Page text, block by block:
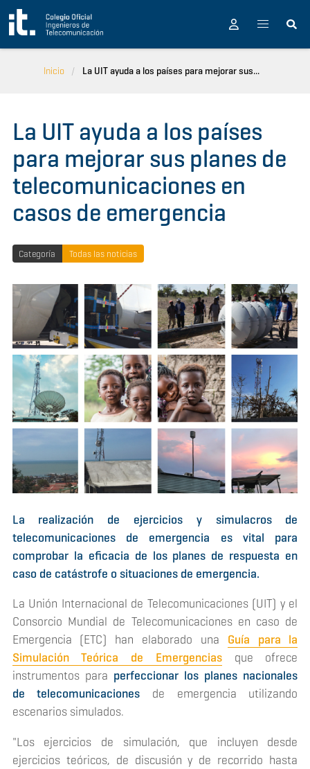
Pasar al contenido principal
Inicio La UIT ayuda a los países para mejorar sus...
La UIT ayuda a los países
para mejorar sus planes de
telecomunicaciones en
casos de emergencia
Categoría Todas las noticias
La realización de ejercicios y simulacros de
telecomunicaciones de emergencia es vital para
comprobar la eficacia de los planes de respuesta en
caso de catástrofe o situaciones de emergencia.
La Unión Internacional de Telecomunicaciones (UIT) y el
Consorcio Mundial de Telecomunicaciones en caso de
Emergencia (ETC) han elaborado una Guía para la
Simulación Teórica de Emergenciasque ofrece
instrumentos para perfeccionar los planes nacionales
de telecomunicaciones de emergencia utilizando
escenarios simulados.
"Los ejercicios de simulación, que incluyen desde
ejercicios teóricos, de discusión y de recorrido hasta